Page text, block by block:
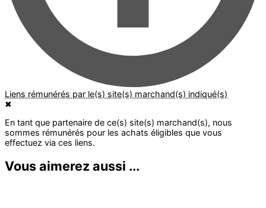
✖
Vous aimerez aussi ...